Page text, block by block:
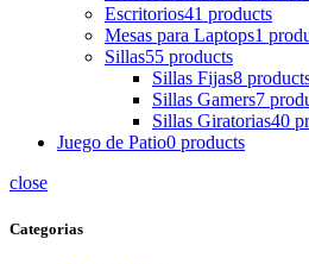
Escritorios41 products
Mesas para Laptops1
Sillas55 products
Sillas Fijas8
Sillas Gamers7
Sillas Giratorias40
Juego de Patio0 products
close
Categorias